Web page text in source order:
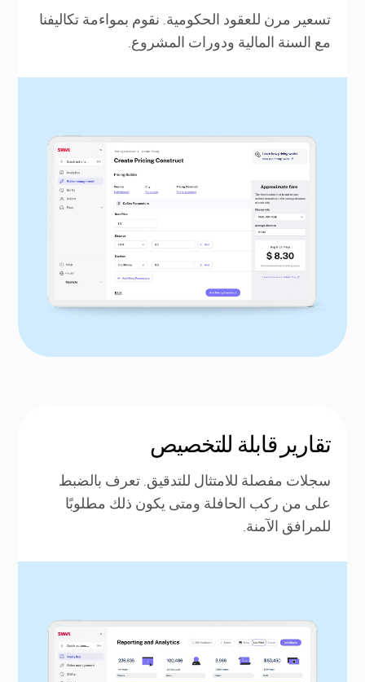
تسعير مرن للعقود الحكومية. نقوم بمواءمة تكاليفنا
مع السنة المالية ودورات المشروع.
تقارير قابلة للتخصيص
سجلات مفصلة للامتثال للتدقيق. تعرف بالضبط
على من ركب الحافلة ومتى يكون ذلك مطلوبًا
للمرافق الآمنة.